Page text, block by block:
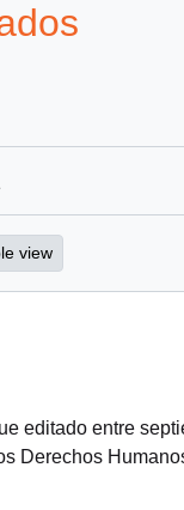
view
editado entre
Derechos